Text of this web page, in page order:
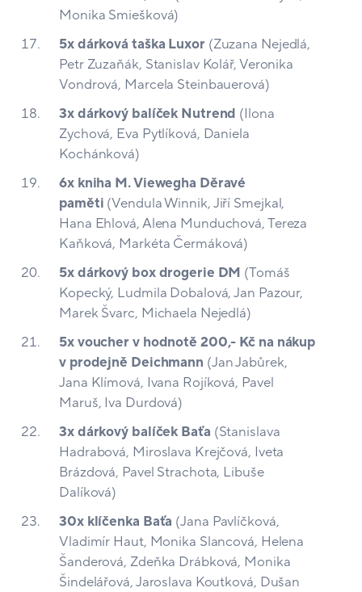
Monika Smiešková)
5x dárková taška Luxor (Zuzana Nejedlá,
Petr Zuzaňák, Stanislav Kolář, Veronika
Vondrová, Marcela Steinbauerová)
3x dárkový balíček Nutrend (Ilona
Zychová, Eva Pytlíková, Daniela
Kochánková)
6x kniha M. Viewegha Děravé
paměti (Vendula Winnik, Jiří Smejkal,
Hana Ehlová, Alena Munduchová, Tereza
Kaňková, Markéta Čermáková)
5x dárkový box drogerie DM (Tomáš
Kopecký, Ludmila Dobalová, Jan Pazour,
Marek Švarc, Michaela Nejedlá)
5x voucher v hodnotě 200,- Kč na nákup
v prodejně Deichmann (Jan Jabůrek,
Jana Klímová, Ivana Rojíková, Pavel
Maruš, Iva Durdová)
3x dárkový balíček Baťa (Stanislava
Hadrabová, Miroslava Krejčová, Iveta
Brázdová, Pavel Strachota, Libuše
Dalíková)
30x klíčenka Baťa (Jana Pavlíčková,
Vladimír Haut, Monika Slancová, Helena
Šanderová, Zdeňka Drábková, Monika
Šindelářová, Jaroslava Koutková, Dušan